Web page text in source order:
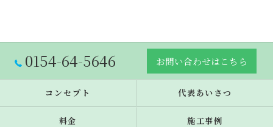
0154-64-5646 お問い合わせはこちら
コンセプト 代表あいさつ
料金 施工事例